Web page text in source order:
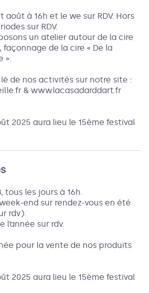
à 16h et le we sur RDV. Hors
sur RDV.
un atelier autour de la cire
façonnage de la cire « De la
».
de nos activités sur notre site :
& www.lacasadarddart.fr
2025 aura lieu le 15ème festival
tous les jours à 16h.
end sur rendez-vous en été
rdv).
l’année sur rdv.
pour la vente de nos produits
2025 aura lieu le 15ème festival